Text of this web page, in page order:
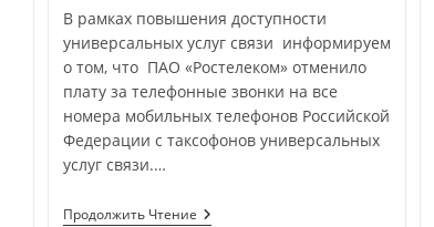
В рамках повышения доступности
универсальных услуг связи информируем
о том, что ПАО «Ростелеком» отменило
плату за телефонные звонки на все
номера мобильных телефонов Российской
Федерации с таксофонов универсальных
услуг связи.…
Продолжить Чтение